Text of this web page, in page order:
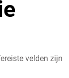
velden zijn